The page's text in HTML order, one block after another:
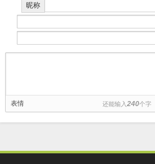
昵称
表情 还能输入 240个字